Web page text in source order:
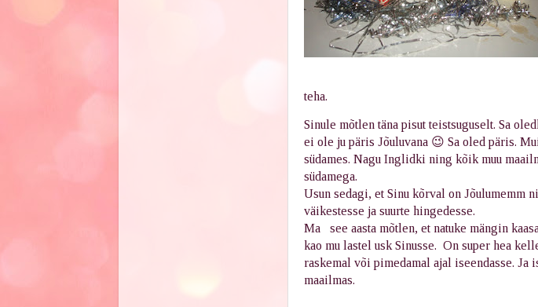
teha.
Sinule mõtlen täna pisut teistsuguselt. Sa
ei ole ju päris Jõuluvana 😉 Sa oled päris.
südames. Nagu Inglidki ning kõik muu
südamega.
Usun sedagi, et Sinu kõrval on Jõulumemm
väikestesse ja suurte hingedesse.
Ma see aasta mõtlen, et natuke mängin
kao mu lastel usk Sinusse. On super hea
raskemal või pimedamal ajal iseendasse. Ja
maailmas.